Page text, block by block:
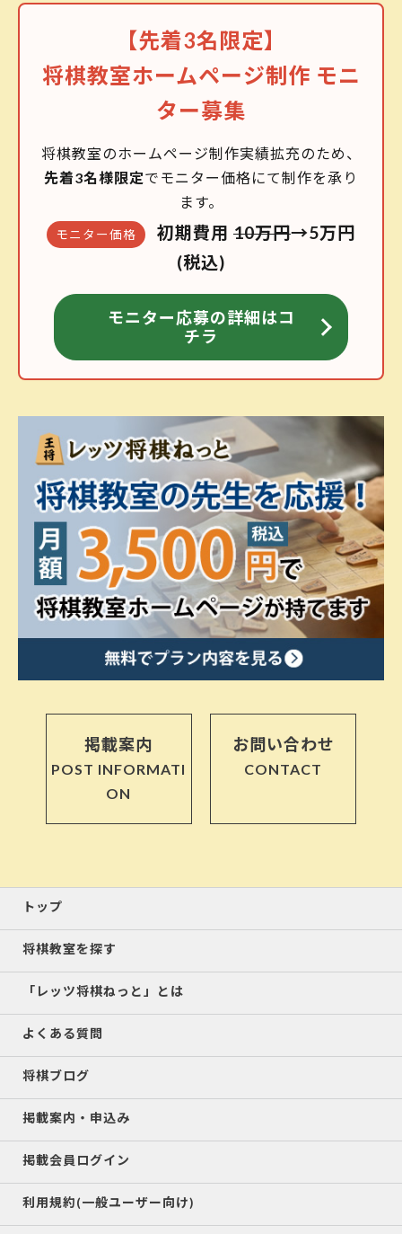
【先着3名限定】
将棋教室ホームページ制作 モニ
ター募集
将棋教室のホームページ制作実績拡充のため、
先着3名様限定でモニター価格にて制作を承り
ます。
モニター価格 初期費用 10万円→5万円
(税込)
モニター応募の詳細はコ
チラ
掲載案内
POST INFORMATI
ON
お問い合わせ
CONTACT
トップ
将棋教室を探す
「レッツ将棋ねっと」とは
よくある質問
将棋ブログ
掲載案内・申込み
掲載会員ログイン
利用規約(一般ユーザー向け)